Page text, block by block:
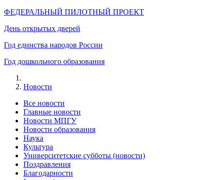
ФЕДЕРАЛЬНЫЙ ПИЛОТНЫЙ ПРОЕКТ
День открытых дверей
Год единства народов России
Год дошкольного образования
Новости
Все новости
Главные новости
Новости МПГУ
Новости образования
Наука
Культура
Университетские субботы (новости)
Поздравления
Благодарности